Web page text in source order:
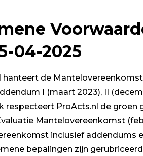
04-2025
hanteert de
I (maart 2023), II
respecteert ProActs.nl de groen
Mantelovereenkomst
inclusief addendums
bepalingen zijn